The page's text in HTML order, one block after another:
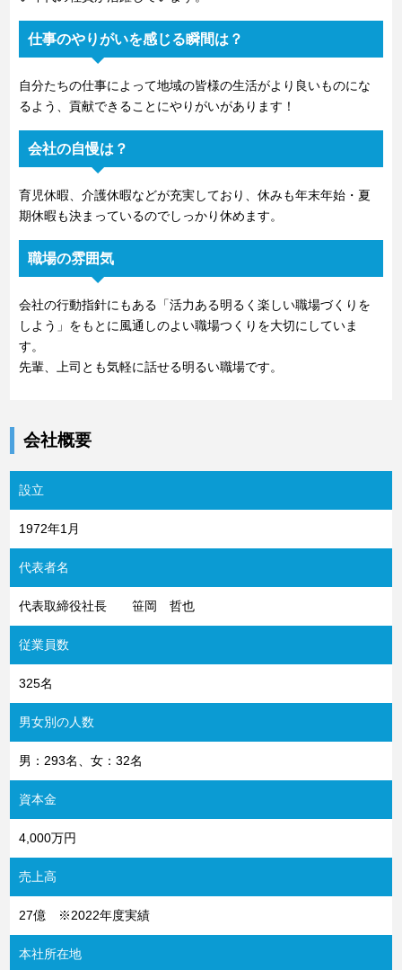
仕事のやりがいを感じる瞬間は？
自分たちの仕事によって地域の皆様の生活がより良いものにな
るよう、貢献できることにやりがいがあります！
会社の自慢は？
育児休暇、介護休暇などが充実しており、休みも年末年始・夏
期休暇も決まっているのでしっかり休めます。
職場の雰囲気
会社の行動指針にもある「活力ある明るく楽しい職場づくりを
しよう」をもとに風通しのよい職場つくりを大切にしていま
す。
先輩、上司とも気軽に話せる明るい職場です。
会社概要
設立
1972年1月
代表者名
代表取締役社長 笹岡 哲也
従業員数
325名
男女別の人数
男：293名、女：32名
資本金
4,000万円
売上高
27億 ※2022年度実績
本社所在地